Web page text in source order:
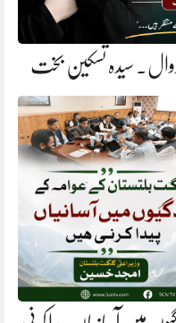
کا زوال. سیدہ تسکین بخت